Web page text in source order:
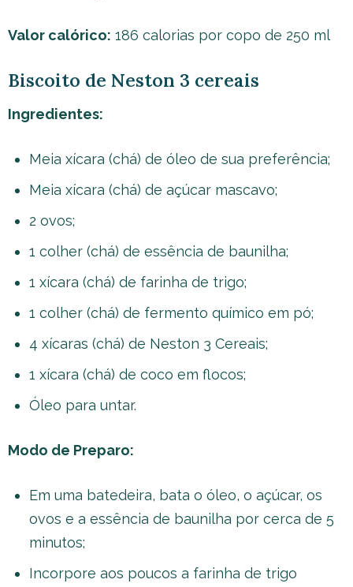
Valor calórico: 186 calorias por copo de 250 ml
Biscoito de Neston 3 cereais
Ingredientes:
Meia xícara (chá) de óleo de sua preferência;
Meia xícara (chá) de açúcar mascavo;
2 ovos;
1 colher (chá) de essência de baunilha;
1 xícara (chá) de farinha de trigo;
1 colher (chá) de fermento químico em pó;
4 xícaras (chá) de Neston 3 Cereais;
1 xícara (chá) de coco em flocos;
Óleo para untar.
Modo de Preparo:
Em uma batedeira, bata o óleo, o açúcar, os
ovos e a essência de baunilha por cerca de 5
minutos;
Incorpore aos poucos a farinha de trigo